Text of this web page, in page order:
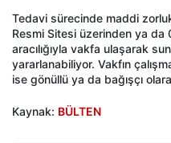
Tedavi sürecinde maddi
Resmi Sitesi üzerinden ya da
aracılığıyla vakfa ulaşarak
yararlanabiliyor. Vakfın
ise gönüllü ya da bağışçı
Kaynak: BÜLTEN